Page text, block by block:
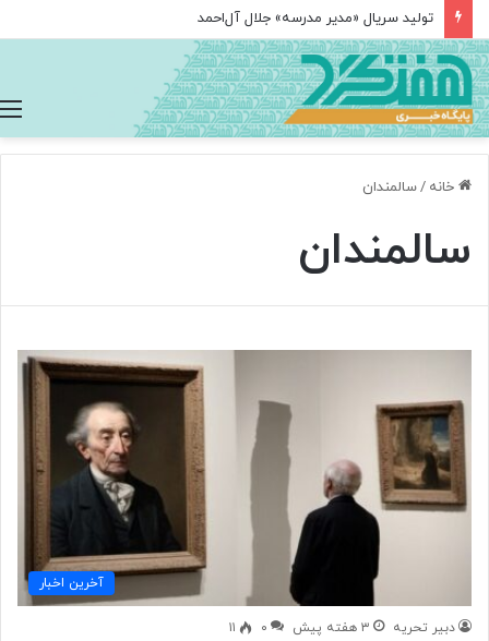
خانه /سالمندان
سالمندان
آخرین اخبار
دبیر تحریه ۳ هفته پیش ۰ ۱۱